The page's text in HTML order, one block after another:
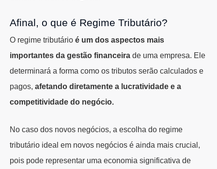
Afinal, o que é Regime Tributário?
O regime tributário é um dos aspectos mais
importantes da gestão financeira de uma empresa. Ele
determinará a forma como os tributos serão calculados e
pagos, afetando diretamente a lucratividade e a
competitividade do negócio.
No caso dos novos negócios, a escolha do regime
tributário ideal em novos negócios é ainda mais crucial,
pois pode representar uma economia significativa de